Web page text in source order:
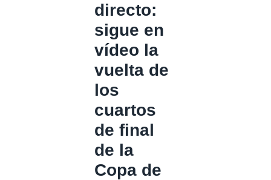
directo:
sigue en
vídeo la
vuelta de
los
cuartos
de final
de la
Copa de